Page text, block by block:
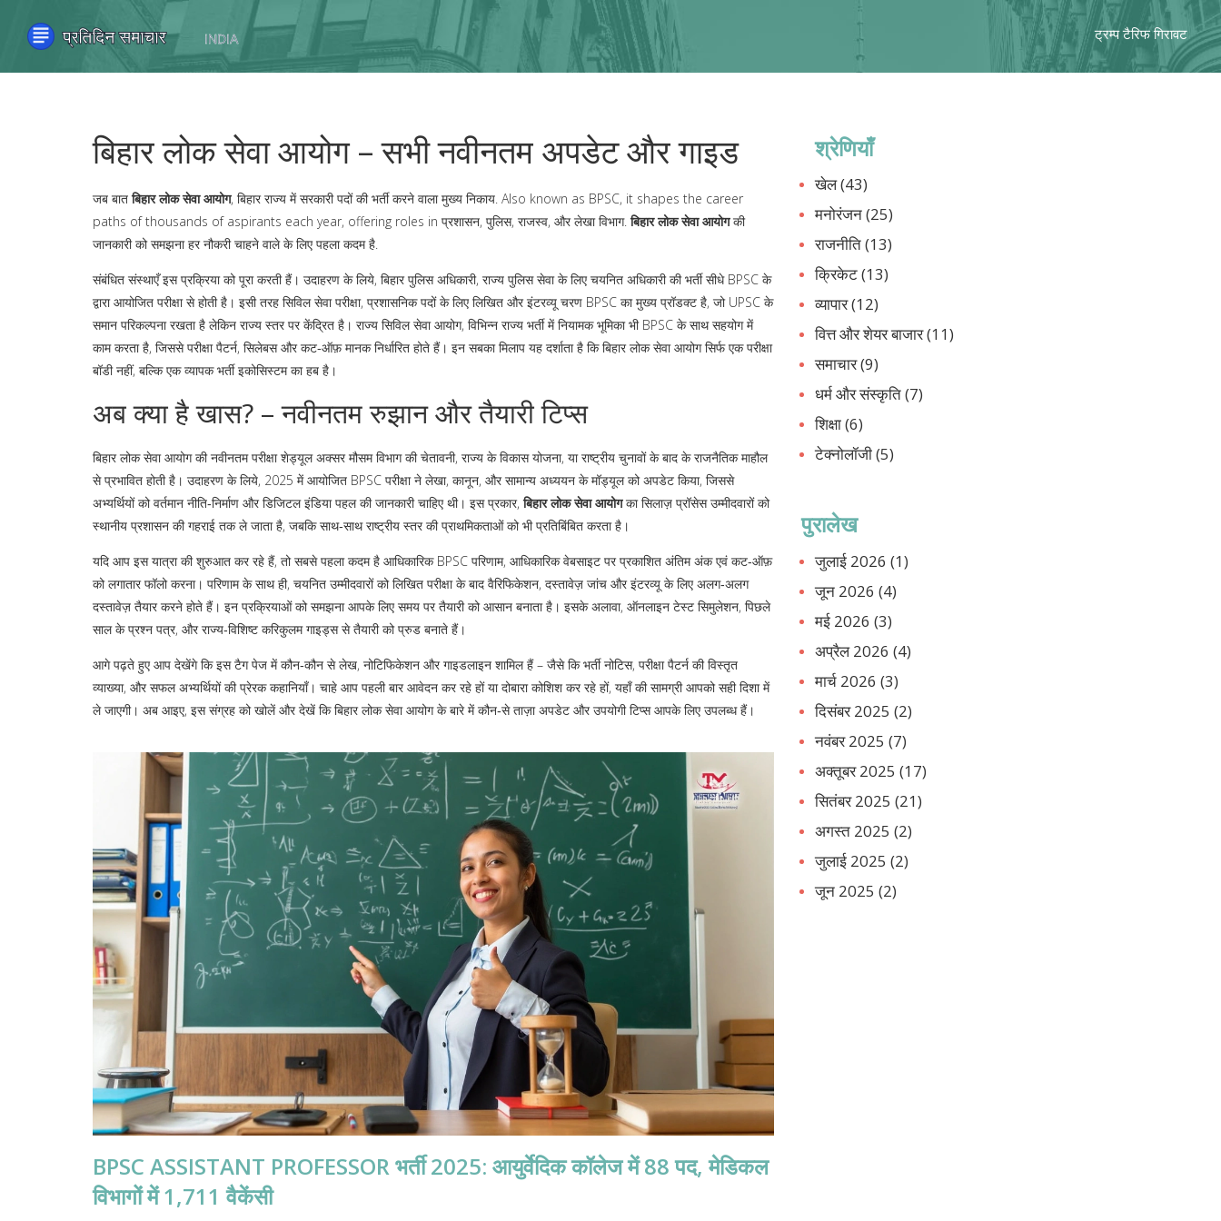
ट्रम्प टैरिफ गिरावट
बिहार लोक सेवा आयोग – सभी नवीनतम अपडेट और गाइड
जब बातबिहार लोक सेवा आयोग, बिहार राज्य में सरकारी पदों की भर्ती करने वाला मुख्य निकाय. Also known as BPSC, it shapes the career
paths of thousands of aspirants each year, offering roles in प्रशासन, पुलिस, राजस्व, और लेखा विभाग.बिहार लोक सेवा आयोगकी
जानकारी को समझना हर नौकरी चाहने वाले के लिए पहला कदम है.
संबंधित संस्थाएँ इस प्रक्रिया को पूरा करती हैं। उदाहरण के लिये, बिहार पुलिस अधिकारी, राज्य पुलिस सेवा के लिए चयनित अधिकारीकी भर्ती सीधे BPSC के
द्वारा आयोजित परीक्षा से होती है। इसी तरह सिविल सेवा परीक्षा, प्रशासनिक पदों के लिए लिखित और इंटरव्यू चरण BPSC का मुख्य प्रॉडक्ट है, जो UPSC के
समान परिकल्पना रखता है लेकिन राज्य स्तर पर केंद्रित है। राज्य सिविल सेवा आयोग, विभिन्न राज्य भर्ती में नियामक भूमिकाभी BPSC के साथ सहयोग में
काम करता है, जिससे परीक्षा पैटर्न, सिलेबस और कट‑ऑफ़ मानक निर्धारित होते हैं। इन सबका मिलाप यह दर्शाता है कि बिहार लोक सेवा आयोग सिर्फ एक परीक्षा
बॉडी नहीं, बल्कि एक व्यापक भर्ती इकोसिस्टम का हब है।
अब क्या है खास? – नवीनतम रुझान और तैयारी टिप्स
बिहार लोक सेवा आयोग की नवीनतम परीक्षा शेड्यूल अक्सर मौसम विभाग की चेतावनी, राज्य के विकास योजना, या राष्ट्रीय चुनावों के बाद के राजनैतिक माहौल
से प्रभावित होती है। उदाहरण के लिये, 2025 में आयोजित BPSC परीक्षा ने लेखा, कानून, और सामान्य अध्ययन के मॉड्यूल को अपडेट किया, जिससे
अभ्यर्थियों को वर्तमान नीति‑निर्माण और डिजिटल इंडिया पहल की जानकारी चाहिए थी। इस प्रकार,बिहार लोक सेवा आयोगका सिलाज़ प्रॉसेस उम्मीदवारों को
स्थानीय प्रशासन की गहराई तक ले जाता है, जबकि साथ‑साथ राष्ट्रीय स्तर की प्राथमिकताओं को भी प्रतिबिंबित करता है।
यदि आप इस यात्रा की शुरुआत कर रहे हैं, तो सबसे पहला कदम है आधिकारिक BPSC परिणाम, आधिकारिक वेबसाइट पर प्रकाशित अंतिम अंक एवं कट‑ऑफ़
को लगातार फॉलो करना। परिणाम के साथ ही, चयनित उम्मीदवारों को लिखित परीक्षा के बाद वैरिफिकेशन, दस्तावेज़ जांच और इंटरव्यू के लिए अलग‑अलग
दस्तावेज़ तैयार करने होते हैं। इन प्रक्रियाओं को समझना आपके लिए समय पर तैयारी को आसान बनाता है। इसके अलावा, ऑनलाइन टेस्ट सिमुलेशन, पिछले
साल के प्रश्न पत्र, और राज्य‑विशिष्ट करिकुलम गाइड्स से तैयारी को प्रुड बनाते हैं।
आगे पढ़ते हुए आप देखेंगे कि इस टैग पेज में कौन‑कौन से लेख, नोटिफिकेशन और गाइडलाइन शामिल हैं – जैसे कि भर्ती नोटिस, परीक्षा पैटर्न की विस्तृत
व्याख्या, और सफल अभ्यर्थियों की प्रेरक कहानियाँ। चाहे आप पहली बार आवेदन कर रहे हों या दोबारा कोशिश कर रहे हों, यहाँ की सामग्री आपको सही दिशा में
ले जाएगी। अब आइए, इस संग्रह को खोलें और देखें कि बिहार लोक सेवा आयोग के बारे में कौन‑से ताज़ा अपडेट और उपयोगी टिप्स आपके लिए उपलब्ध हैं।
BPSC ASSISTANT PROFESSOR भर्ती 2025: आयुर्वेदिक कॉलेज में 88 पद, मेडिकल
विभागों में 1,711 वैकेंसी
श्रेणियाँ
खेल(43)
मनोरंजन(25)
राजनीति(13)
क्रिकेट(13)
व्यापार(12)
वित्त और शेयर बाजार(11)
समाचार(9)
धर्म और संस्कृति(7)
शिक्षा(6)
टेक्नोलॉजी(5)
पुरालेख
जुलाई 2026 (1)
जून 2026 (4)
मई 2026 (3)
अप्रैल 2026 (4)
मार्च 2026 (3)
दिसंबर 2025 (2)
नवंबर 2025 (7)
अक्तूबर 2025 (17)
सितंबर 2025 (21)
अगस्त 2025 (2)
जुलाई 2025 (2)
जून 2025 (2)